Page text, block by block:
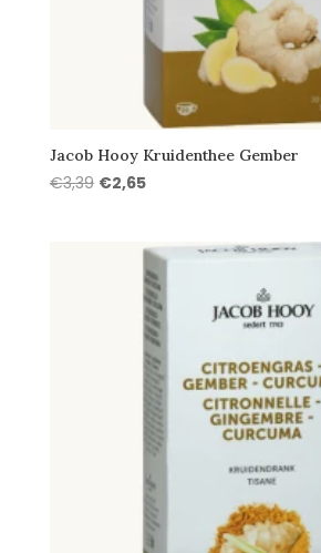
Jacob Hooy Kruidenthee Gember
€3,39 Oorspronkelijke
€2,65Huidige
€2,65.